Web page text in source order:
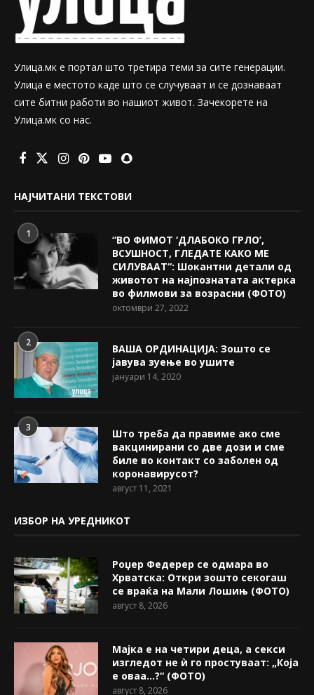
Улица.мк е портал што третира теми за сите генерации.
Улица е местото каде што се случуваат и се дознаваат
сите битни работи во нашиот живот. Зачекорете на
Улица.мк со нас.
НАЈЧИТАНИ ТЕКСТОВИ
1
“ВО ФИМОТ ‘ДЛАБОКО ГРЛО’,
ВСУШНОСТ, ГЛЕДАТЕ КАКО МЕ
СИЛУВААТ“: Шокантни детали од
животот на најпознатата актерка
во филмови за возрасни (ФОТО)
октомври 27, 2022
2
ВАША ОРДИНАЦИЈА: Зошто се
јавува зуење во ушите
јануари 14, 2020
3
Што треба да правиме ако сме
вакцинирани со две дози и сме
биле во контакт со заболен од
коронавирусот?
август 11, 2021
ИЗБОР НА УРЕДНИКОТ
Роџер Федерер се одмара во
Хрватска: Откри зошто секогаш
се враќа на Мали Лошињ (ФОТО)
август 8, 2026
Мајка е на четири деца, а секси
изгледот не ѝ го простуваат: „Која
е оваа…?“ (ФОТО)
август 8, 2026